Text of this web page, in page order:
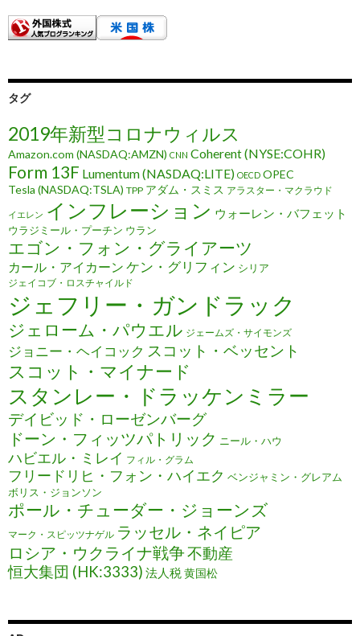
タグ
2019年新型コロナウィルス
Amazon.com (NASDAQ:AMZN) CNN Coherent (NYSE:COHR)
Form 13F Lumentum (NASDAQ:LITE) OECD OPEC
Tesla (NASDAQ:TSLA) TPP アダム・スミス アラスター・マクラウド
イエレン インフレーション ウォーレン・バフェット
ウラジミール・プーチン ウラン
エゴン・フォン・グライアーツ
カール・アイカーン ケン・グリフィン シリア
ジェイコブ・ロスチャイルド
ジェフリー・ガンドラック
ジェローム・パウエル ジェームズ・サイモンズ
ジョニー・ヘイコック スコット・ベッセント
スコット・マイナード
スタンレー・ドラッケンミラー
デイビッド・ローゼンバーグ
ドーン・フィッツパトリック ニール・ハウ
ハビエル・ミレイ フィル・グラム
フリードリヒ・フォン・ハイエク ベンジャミン・グレアム
ボリス・ジョンソン
ポール・チューダー・ジョーンズ
マーク・スピッツナゲル ラッセル・ネイピア
ロシア・ウクライナ戦争不動産
恒大集団 (HK:3333) 法人税黄国松